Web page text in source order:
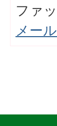
ファ
メー